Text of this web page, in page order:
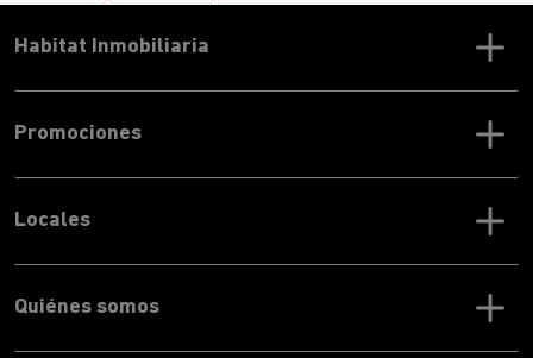
Promociones
Locales
Quiénes somos
Habitat Inmobiliaria